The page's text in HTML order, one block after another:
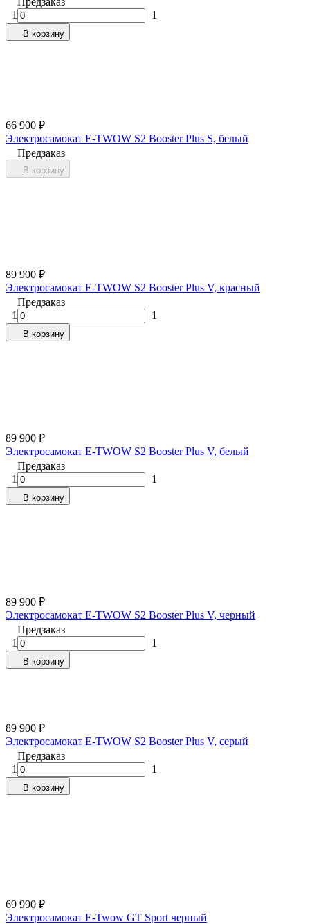
1
1
В корзину
66 900 ₽
Электросамокат E-TWOW S2 Booster Plus S, белый
Предзаказ
В корзину
89 900 ₽
Электросамокат E-TWOW S2 Booster Plus V, красный
Предзаказ
1
1
В корзину
89 900 ₽
Электросамокат E-TWOW S2 Booster Plus V, белый
Предзаказ
1
1
В корзину
89 900 ₽
Электросамокат E-TWOW S2 Booster Plus V, черный
Предзаказ
1
1
В корзину
89 900 ₽
Электросамокат E-TWOW S2 Booster Plus V, серый
Предзаказ
1
1
В корзину
69 990 ₽
Электросамокат E-Twow GT Sport черный